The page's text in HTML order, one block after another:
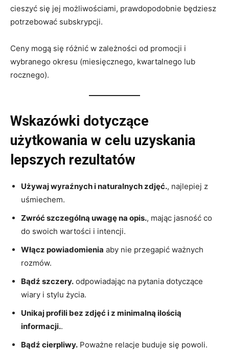
cieszyć się jej możliwościami, prawdopodobnie będziesz
potrzebować subskrypcji.
Ceny mogą się różnić w zależności od promocji i
wybranego okresu (miesięcznego, kwartalnego lub
rocznego).
Wskazówki dotyczące
użytkowania w celu uzyskania
lepszych rezultatów
Używaj wyraźnych i naturalnych zdjęć., najlepiej z
uśmiechem.
Zwróć szczególną uwagę na opis., mając jasność co
do swoich wartości i intencji.
Włącz powiadomienia aby nie przegapić ważnych
rozmów.
Bądź szczery. odpowiadając na pytania dotyczące
wiary i stylu życia.
Unikaj profili bez zdjęć i z minimalną ilością
informacji..
Bądź cierpliwy. Poważne relacje buduje się powoli.